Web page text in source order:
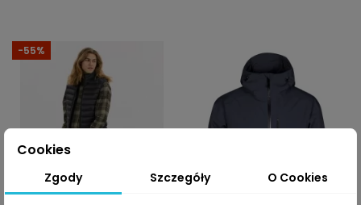
-55%
Cookies
Zgody Szczegóły O Cookies